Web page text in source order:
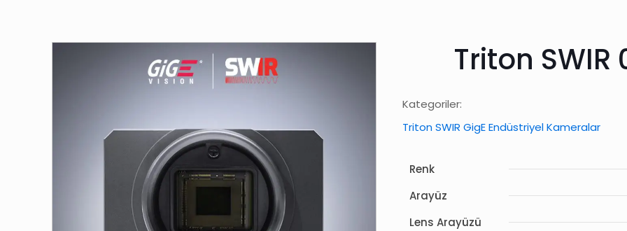
Triton SWIR
Kategoriler:
Triton SWIR GigE Endüstriyel Kameralar
Renk
Arayüz
Lens Arayüzü